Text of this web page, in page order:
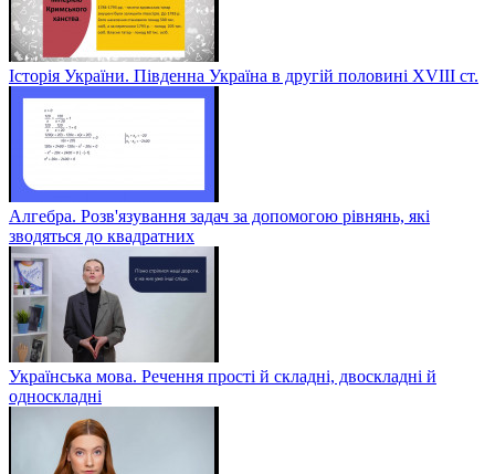
Історія України. Південна Україна в другій половині ХVІІІ ст.
Алгебра. Розв'язування задач за допомогою рівнянь, які
зводяться до квадратних
Українська мова. Речення прості й складні, двоскладні й
односкладні